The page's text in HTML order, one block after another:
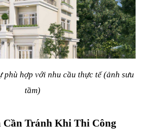
phù hợp với nhu cầu thực tế (ảnh sưu
tầm)
Cần Tránh Khi Thi Công